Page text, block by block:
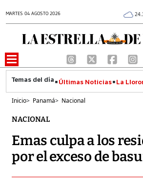
MARTES 04 AGOSTO 2026
Últimas Noticias La
Inicio> Panamá> Nacional
NACIONAL
Emas culpa a los
por el exceso de